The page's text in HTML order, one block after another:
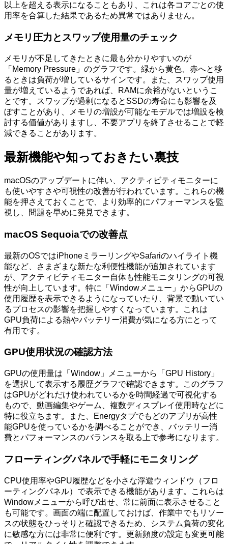
以上を超える表示になることもあり、これは各コアごとの使
用率を合算した結果であるため異常ではありません。
メモリ圧力とスワップ使用量のチェック
メモリが不足してきたときに最も分かりやすいのが
「Memory Pressure」のグラフです。緑から黄色、赤へと移
るときは負荷が増しているサインです。また、スワップ使用
量が増えているようであれば、RAMに余裕がないというこ
とです。スワップが過剰になるとSSDの寿命にも影響を及
ぼすことがあり、メモリの増設が可能なモデルでは増設を検
討する価値がありますし、不要アプリを終了させることで軽
減できることがあります。
最新機能や知っておきたい裏技
macOSのアップデートに伴い、アクティビティモニターに
も使いやすさや可視性の改善が行われています。これらの機
能を押さえておくことで、より効率的にパフォーマンスを監
視し、問題を早めに発見できます。
macOS Sequoiaでの改善点
最新のOSではiPhoneミラーリングやSafariのハイライト機
能など、さまざまな新たな利便性機能が追加されています
が、アクティビティモニター自体も性能モニタリングの可視
性が向上しています。特に「Windowメニュー」からGPUの
使用履歴を表示できるようになっていたり、背景で動いてい
るプロセスの影響を把握しやすくなっています。これは
GPU負荷による熱やバッテリー消費が気になる方にとって
有用です。
GPU使用状況の確認方法
GPUの使用量は「Window」メニューから「GPU History」
を選択して表示する履歴グラフで確認できます。このグラフ
はGPUがどれだけ使われているかを時間経過で可視化する
もので、動画編集やゲーム、複数ディスプレイ使用時などに
特に役立ちます。また、Energyタブでもどのアプリが高性
能GPUを使っているかを調べることができ、バッテリー消
費とパフォーマンスのバランスを取る上で参考になります。
フローティングパネルで手軽にモニタリング
CPU使用率やGPU履歴などを小さな浮遊ウィンドウ（フロ
ーティングパネル）で表示できる機能があります。これらは
Windowメニューから呼び出せ、常に前面に表示させること
も可能です。画面の端に配置しておけば、作業中でもリソー
スの状態をひっそりと確認できるため、システム負荷の変化
に敏感な方には非常に便利です。更新頻度の設定も変更可能